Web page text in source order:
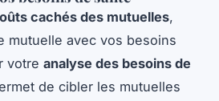
cachés des mutuelles,
mutuelle avec vos besoins
votre analyse des besoins de
de cibler les mutuelles